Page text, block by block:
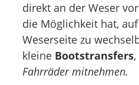
direkt an der Weser
die Möglichkeit hat,
Weserseite zu
kleine Bootstransfers,
Fahrräder mitnehmen.